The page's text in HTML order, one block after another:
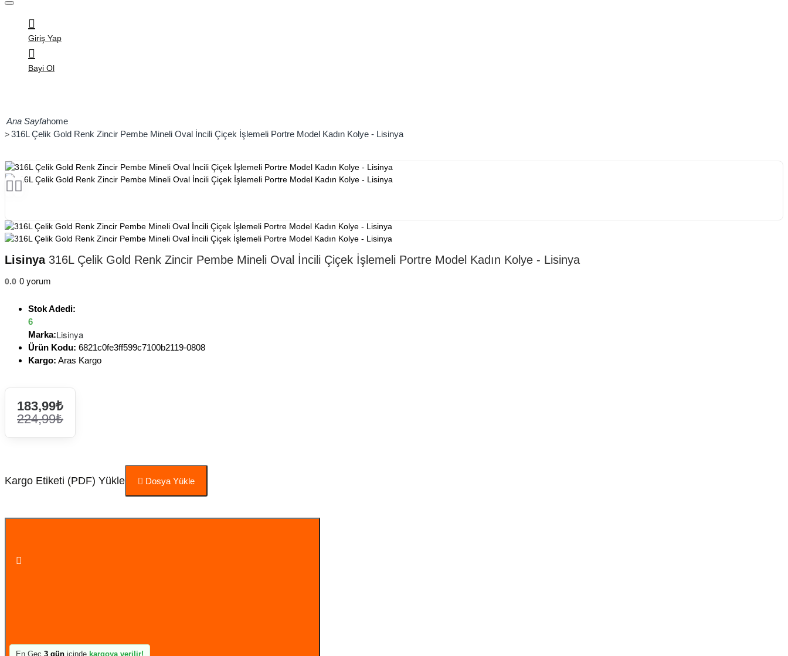
Giriş Yap
Bayi Ol
home
316L Çelik Gold Renk Zincir Pembe Mineli Oval İncili Çiçek İşlemeli Portre Model Kadın Kolye - Lisinya
Lisinya316L Çelik Gold Renk Zincir Pembe Mineli Oval İncili Çiçek İşlemeli Portre Model Kadın Kolye - Lisinya
0.0 0 yorum
Stok Adedi:
6
Marka:Lisinya
Ürün Kodu: 6821c0fe3ff599c7100b2119-0808
Kargo: Aras Kargo
183,99₺
224,99₺
Kargo Etiketi (PDF) Yükle Dosya Yükle
En Geç 3 gün içinde kargoya verilir!